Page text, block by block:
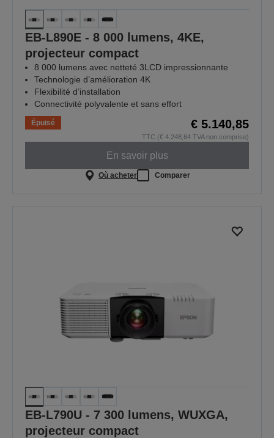
EB-L890E - 8 000 lumens, 4KE,
projecteur compact
8 000 lumens avec netteté 3LCD impressionnante
Technologie d’amélioration 4K
Flexibilité d’installation
Connectivité polyvalente et sans effort
Épuisé € 5.140,85
TTC (€ 4.248,64 TVA non comprise)
En savoir plus
Où acheter Comparer
EB-L790U - 7 300 lumens, WUXGA,
projecteur compact